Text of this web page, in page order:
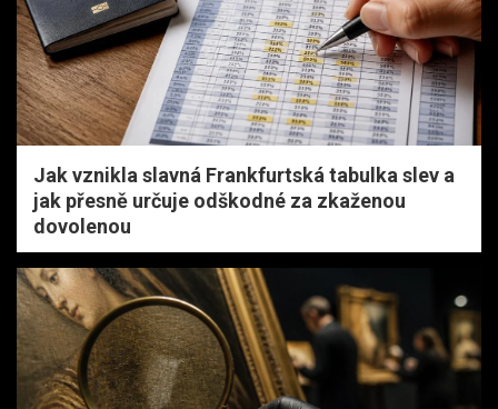
Jak vznikla slavná Frankfurtská tabulka slev a
jak přesně určuje odškodné za zkaženou
dovolenou